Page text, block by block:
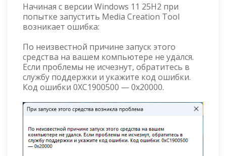
Начиная с версии Windows 11 25H2 при
попытке запустить Media Creation Tool
возникает ошибка:
По неизвестной причине запуск этого
средства на вашем компьютере не удался.
Если проблемы не исчезнут, обратитесь в
службу поддержки и укажите код ошибки.
Код ошибки 0XC1900500 — 0x20000.